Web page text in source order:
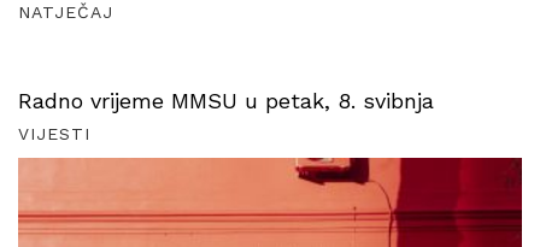
NATJEČAJ
Radno vrijeme MMSU u petak, 8. svibnja
VIJESTI